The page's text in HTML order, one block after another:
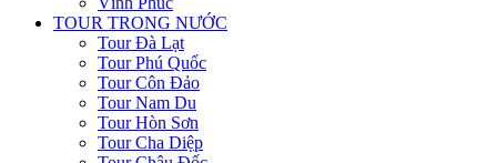
TOUR TRONG NƯỚC
Tour Đà Lạt
Tour Phú Quốc
Tour Côn Đảo
Tour Nam Du
Tour Hòn Sơn
Tour Cha Diệp